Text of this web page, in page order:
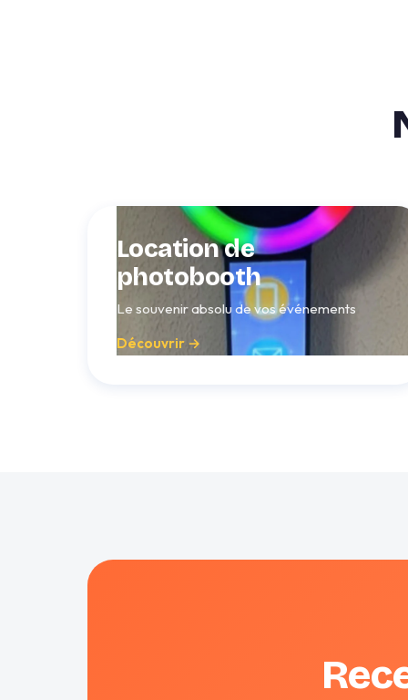
Location de
photobooth
Le souvenir absolu de vos événements
Découvrir →